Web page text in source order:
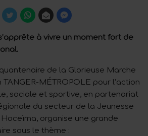
à vivre un moment fort de
de la Glorieuse Marche
MÉTROPOLE pour l’action
sociale et sportive, en partenariat
du secteur de la Jeunesse
organise une grande
sous le thème :